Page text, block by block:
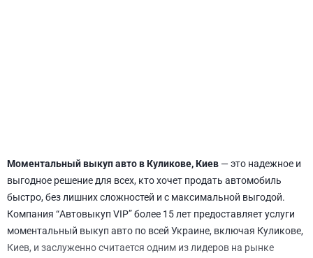
Моментальный выкуп авто в Куликове, Киев — это надежное и
выгодное решение для всех, кто хочет продать автомобиль
быстро, без лишних сложностей и с максимальной выгодой.
Компания “Автовыкуп VIP” более 15 лет предоставляет услуги
моментальный выкуп авто по всей Украине, включая Куликове,
Киев, и заслуженно считается одним из лидеров на рынке